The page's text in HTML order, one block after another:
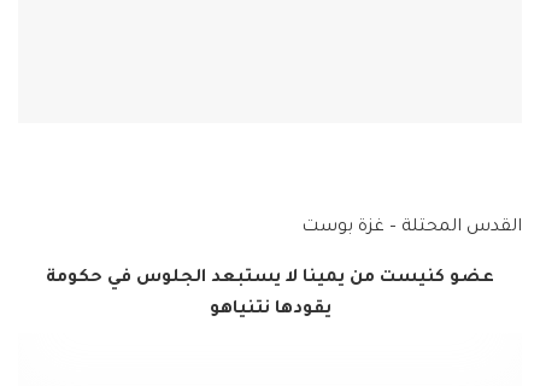
القدس المحتلة – غزة بوست
عضو كنيست من يمينا لا يستبعد الجلوس في حكومة
يقودها نتنياهو